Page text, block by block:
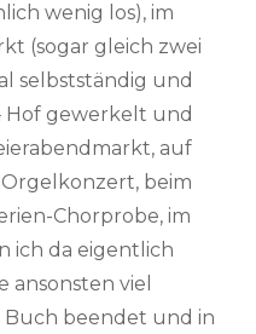
wenig los), im
(sogar gleich zwei
selbstständig und
Hof gewerkelt und
auf
beim
Chorprobe, im
ich da eigentlich
ansonsten viel
Buch beendet und in